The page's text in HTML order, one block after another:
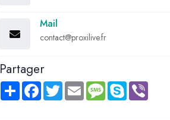
Mail
contact@proxilive.fr
Partager
Share FacebookTwitter Email MessageSkype